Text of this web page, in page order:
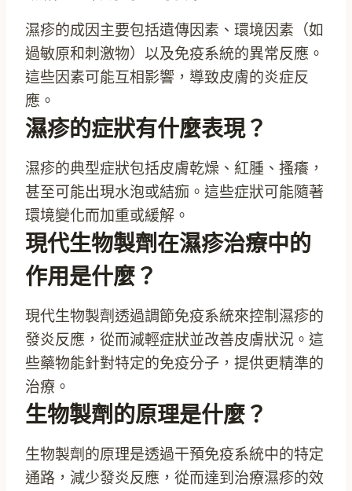
濕疹的成因主要包括遺傳因素、環境因素（如
過敏原和刺激物）以及免疫系統的異常反應。
這些因素可能互相影響，導致皮膚的炎症反
應。
濕疹的症狀有什麼表現？
濕疹的典型症狀包括皮膚乾燥、紅腫、搔癢，
甚至可能出現水泡或結痂。這些症狀可能隨著
環境變化而加重或緩解。
現代生物製劑在濕疹治療中的
作用是什麼？
現代生物製劑透過調節免疫系統來控制濕疹的
發炎反應，從而減輕症狀並改善皮膚狀況。這
些藥物能針對特定的免疫分子，提供更精準的
治療。
生物製劑的原理是什麼？
生物製劑的原理是透過干預免疫系統中的特定
通路，減少發炎反應，從而達到治療濕疹的效